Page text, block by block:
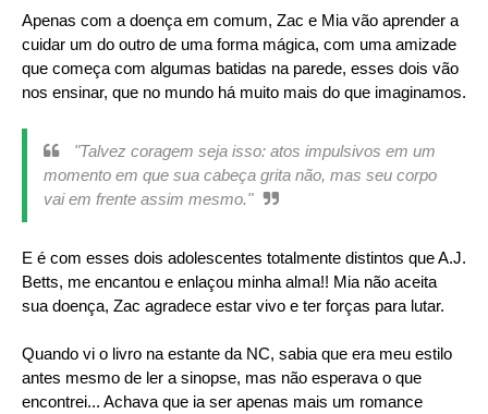
Apenas com a doença em comum, Zac e Mia vão aprender a
cuidar um do outro de uma forma mágica, com uma amizade
que começa com algumas batidas na parede, esses dois vão
nos ensinar, que no mundo há muito mais do que imaginamos.
"Talvez coragem seja isso: atos impulsivos em um
momento em que sua cabeça grita não, mas seu corpo
vai em frente assim mesmo."
E é com esses dois adolescentes totalmente distintos que A.J.
Betts, me encantou e enlaçou minha alma!! Mia não aceita
sua doença, Zac agradece estar vivo e ter forças para lutar.
Quando vi o livro na estante da NC, sabia que era meu estilo
antes mesmo de ler a sinopse, mas não esperava o que
encontrei... Achava que ia ser apenas mais um romance